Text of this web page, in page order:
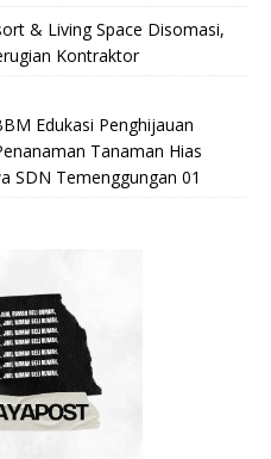
& Living Space Disomasi,
Kontraktor
Edukasi Penghijauan
Tanaman Hias
SDN Temenggungan 01